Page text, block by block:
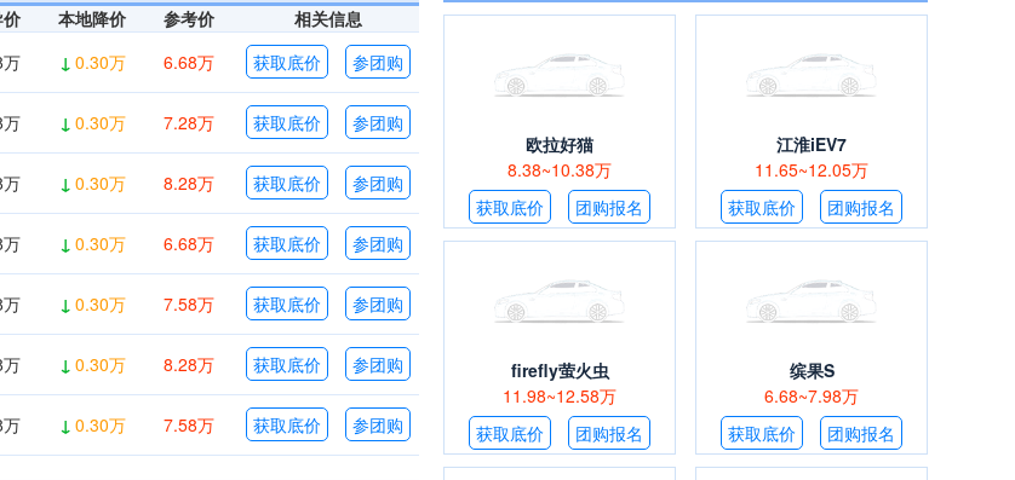
本地降价 参考价
相关信息
↓ 0.30万 6.68万 获取底价 参团购
↓ 0.30万 7.28万 获取底价 参团购
↓ 0.30万 8.28万 获取底价 参团购
↓ 0.30万 6.68万 获取底价 参团购
↓ 0.30万 7.58万 获取底价 参团购
↓ 0.30万 8.28万 获取底价 参团购
↓ 0.30万 7.58万 获取底价 参团购
欧拉好猫
8.38~10.38万
获取底价
团购报名
江淮iEV7
11.65~12.05万
获取底价
团购报名
firefly萤火虫
11.98~12.58万
获取底价
团购报名
缤果S
6.68~7.98万
获取底价
团购报名